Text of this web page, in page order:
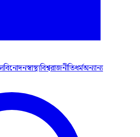
বিনোদনস্বাস্থ্যবিশ্বরাজনীতিধর্মঅন্যান্য